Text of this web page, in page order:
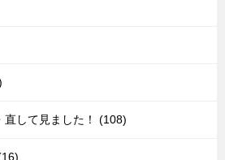
直して見ました！ (108)